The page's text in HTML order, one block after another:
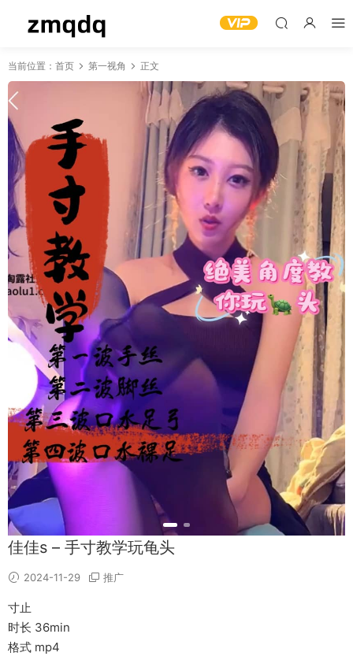
当前位置： 首页 第一视角 正文
佳佳s – 手寸教学玩龟头
2024-11-29 推广
寸止
时长 36min
格式 mp4